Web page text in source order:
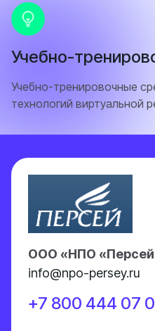
Учебно-
Учебно-тренировочные
технологий виртуальной
ООО «НПО
info@npo-persey.ru
+7 800 444 07